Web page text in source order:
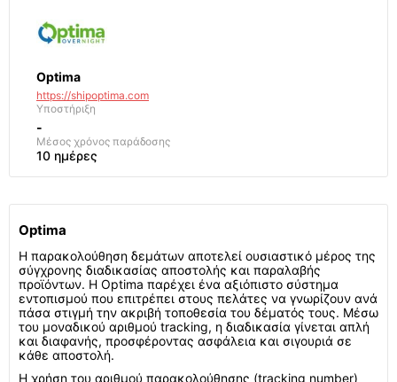
Optima
https://shipoptima.com
Υποστήριξη
-
Μέσος χρόνος παράδοσης
10 ημέρες
Optima
Η παρακολούθηση δεμάτων αποτελεί ουσιαστικό μέρος της
σύγχρονης διαδικασίας αποστολής και παραλαβής
προϊόντων. Η Optima παρέχει ένα αξιόπιστο σύστημα
εντοπισμού που επιτρέπει στους πελάτες να γνωρίζουν ανά
πάσα στιγμή την ακριβή τοποθεσία του δέματός τους. Μέσω
του μοναδικού αριθμού tracking, η διαδικασία γίνεται απλή
και διαφανής, προσφέροντας ασφάλεια και σιγουριά σε
κάθε αποστολή.
Η χρήση του αριθμού παρακολούθησης (tracking number)